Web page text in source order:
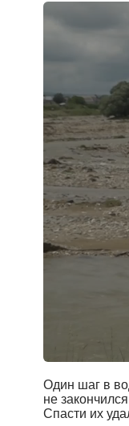
Один шаг в
не
Спасти их